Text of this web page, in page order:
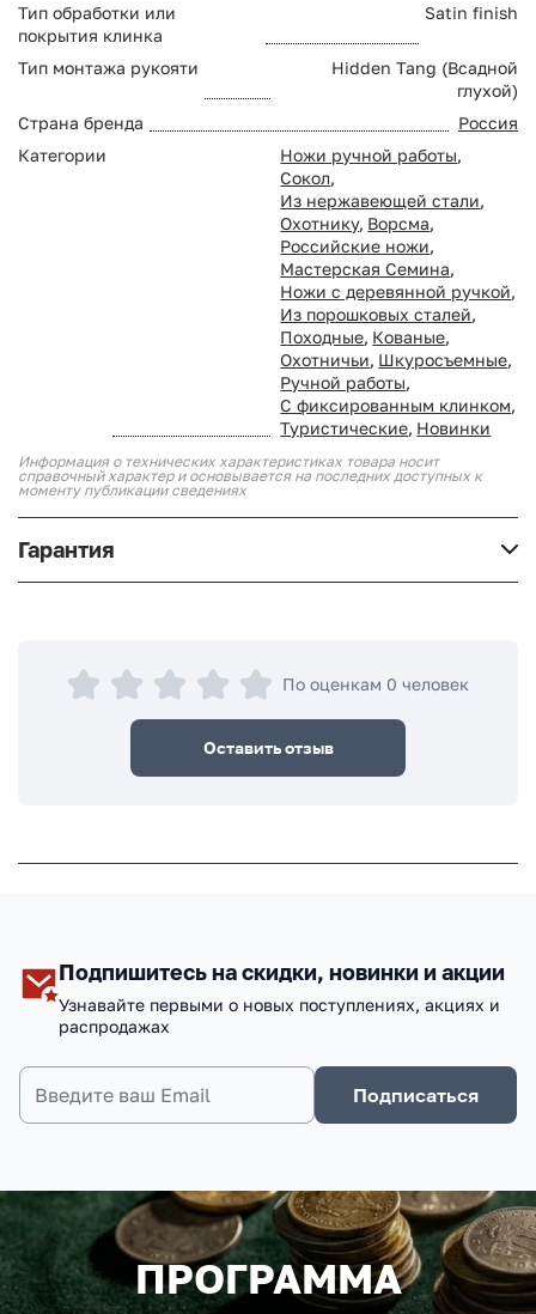
Тип обработки или
покрытия клинка
Satin finish
Тип монтажа рукояти
Hidden Tang (Всадной
глухой)
Страна бренда
Россия
Категории
Ножи ручной работы,
Сокол,
Из нержавеющей стали,
Охотнику, Ворсма,
Российские ножи,
Мастерская Семина,
Ножи с деревянной ручкой,
Из порошковых сталей,
Походные, Кованые,
Охотничьи, Шкуросъемные,
Ручной работы,
С фиксированным клинком,
Туристические, Новинки
Информация о технических характеристиках товара носит
справочный характер и основывается на последних доступных к
моменту публикации сведениях
Гарантия
По оценкам 0 человек
Оставить отзыв
Подпишитесь на скидки, новинки и акции
Узнавайте первыми о новых поступлениях, акциях и
распродажах
Подписаться
ПРОГРАММА